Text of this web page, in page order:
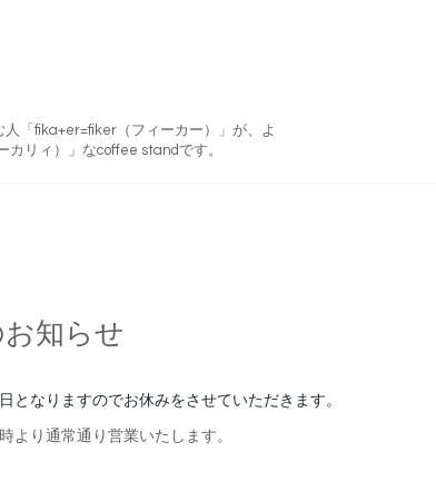
「fika+er=fiker（フィーカー）」が、よ
カリィ）」なcoffee standです。
知らせ
となりますのでお休みをさせていただきます。
より通常通り営業いたします。